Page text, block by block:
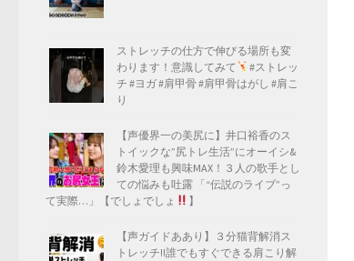
ストレッチの仕方で伸びる場所も変
わります！意識してみて
#ストレッ
チ #ヨガ #肩甲骨 #肩甲骨はがし #肩こ
り
【声優界一の美尻に】井口裕香のス
トイックな”尻トレ生活”にオーイシ&
鈴木愛理も興味MAX！３人の歌手とし
ての悩みも吐露 「“伝説のライブ”っ
て実際…」【でしょでしょ
】
【声ガイドああり】３分猫背解消ス
トレッチ!!誰でもすぐできる肩こり解